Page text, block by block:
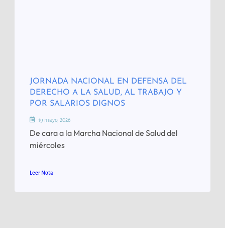
JORNADA NACIONAL EN DEFENSA DEL
DERECHO A LA SALUD, AL TRABAJO Y
POR SALARIOS DIGNOS
19 mayo, 2026
De cara a la Marcha Nacional de Salud del
miércoles
Leer Nota